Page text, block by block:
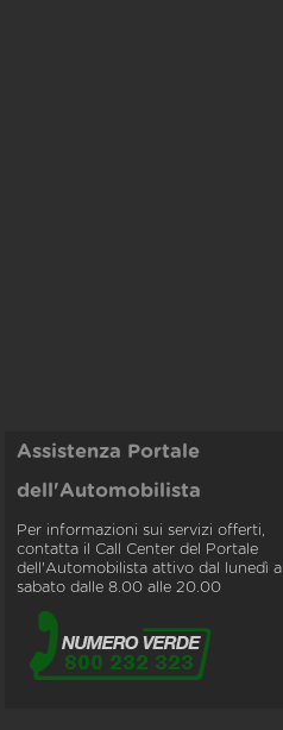
Assistenza Portale
dell'Automobilista
Per informazioni sui servizi offerti,
contatta il Call Center del Portale
dell'Automobilista attivo dal lunedì al
sabato dalle 8.00 alle 20.00